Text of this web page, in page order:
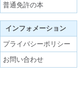
普通免許の本
インフォメーション
プライバシーポリシー
お問い合わせ